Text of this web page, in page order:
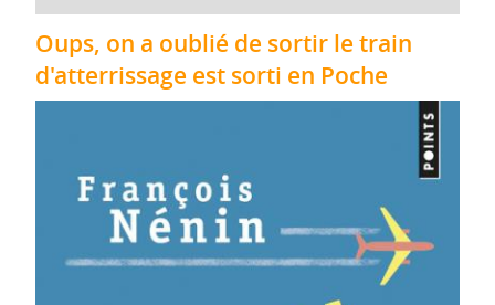
Oups, on a oublié de sortir le train
d'atterrissage est sorti en Poche